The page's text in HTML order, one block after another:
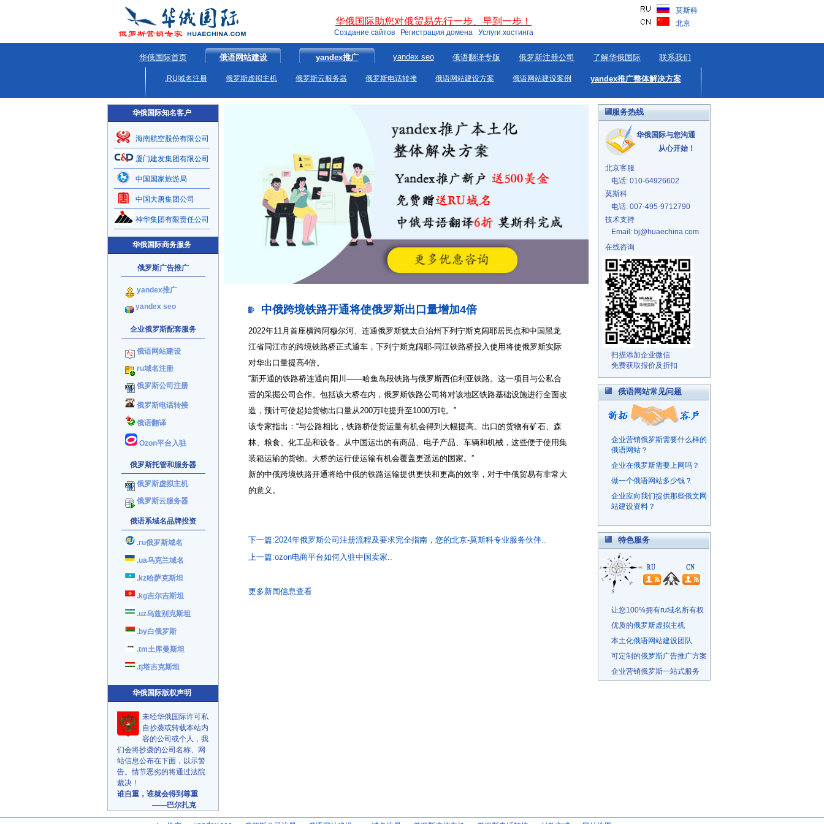
华俄国际助您对俄贸易先行一步、早到一步！
Создание сайтов Регистрация домена Услуги хостинга
莫斯科
北京
华俄国际首页 俄语网站建设 yandex推广 yandex seo 俄语翻译专版 俄罗斯注册公司 了解华俄国际 联系我们
.RU域名注册 俄罗斯虚拟主机 俄罗斯云服务器 俄罗斯电话转接 俄语网站建设方案 俄语网站建设案例 yandex推广整体解决方案
华俄国际知名客户
海南航空股份有限公司
厦门建发集团有限公司
中国国家旅游局
中国大唐集团公司
神华集团有限责任公司
华俄国际商务服务
俄罗斯广告推广
yandex推广
yandex seo
企业俄罗斯配套服务
俄语网站建设
ru域名注册
俄罗斯公司注册
俄罗斯电话转接
俄语翻译
Ozon平台入驻
俄罗斯托管和服务器
俄罗斯虚拟主机
俄罗斯云服务器
俄语系域名品牌投资
.ru俄罗斯域名
.ua乌克兰域名
.kz哈萨克斯坦
.kg吉尔吉斯坦
.uz乌兹别克斯坦
.by白俄罗斯
.tm土库曼斯坦
.tj塔吉克斯坦
华俄国际版权声明
未经华俄国际许可私
自抄袭或转载本站内
容的公司或个人，我
们会将抄袭的公司名称、网
站信息公布在下面，以示警
告。情节恶劣的将通过法院
裁决！
谁自重，谁就会得到尊重
——巴尔扎克
中俄跨境铁路开通将使俄罗斯出口量增加4倍
2022年11月首座横跨阿穆尔河、连通俄罗斯犹太自治州下列宁斯克阔耶居民点和中国黑龙
江省同江市的跨境铁路桥正式通车，下列宁斯克阔耶-同江铁路桥投入使用将使俄罗斯实际
对华出口量提高4倍。
“新开通的铁路桥连通向阳川——哈鱼岛段铁路与俄罗斯西伯利亚铁路。这一项目与公私合
营的采掘公司合作。包括该大桥在内，俄罗斯铁路公司将对该地区铁路基础设施进行全面改
造，预计可使起始货物出口量从200万吨提升至1000万吨。”
该专家指出：“与公路相比，铁路桥使货运量有机会得到大幅提高。出口的货物有矿石、森
林、粮食、化工品和设备。从中国运出的有商品、电子产品、车辆和机械，这些便于使用集
装箱运输的货物。大桥的运行使运输有机会覆盖更遥远的国家。”
新的中俄跨境铁路开通将给中俄的铁路运输提供更快和更高的效率，对于中俄贸易有非常大
的意义。
下一篇:2024年俄罗斯公司注册流程及要求完全指南，您的北京-莫斯科专业服务伙伴..
上一篇:ozon电商平台如何入驻中国卖家..
更多新闻信息查看
服务热线
华俄国际与您沟通
从心开始！
北京客服
电话: 010-64926602
莫斯科
电话: 007-495-9712790
技术支持
Email: bj@huaechina.com
在线咨询
扫描添加企业微信
免费获取报价及折扣
俄语网站常见问题
企业营销俄罗斯需要什么样的
俄语网站？
企业在俄罗斯需要上网吗？
做一个俄语网站多少钱？
企业应向我们提供那些俄文网
站建设资料？
特色服务
让您100%拥有ru域名 所有权
优质的俄罗斯虚拟主机
本土化俄语网站建设团队
可定制的俄罗斯广告推广方案
企业营销俄罗斯一站式服务